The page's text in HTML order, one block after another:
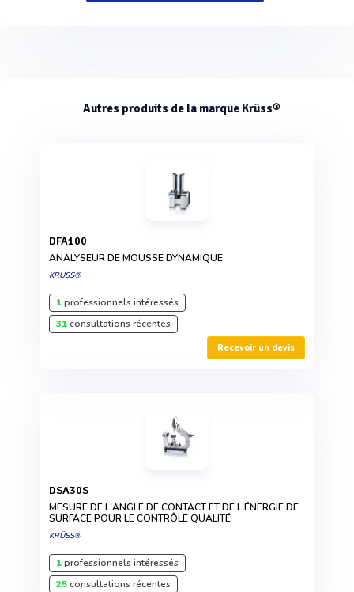
Autres produits de la marque Krüss®
DFA100
ANALYSEUR DE MOUSSE DYNAMIQUE
KRÜSS®
1professionnels intéressés
31consultations récentes
Recevoir un devis
DSA30S
MESURE DE L'ANGLE DE CONTACT ET DE L'ÉNERGIE DE
SURFACE POUR LE CONTRÔLE QUALITÉ
KRÜSS®
1professionnels intéressés
25consultations récentes